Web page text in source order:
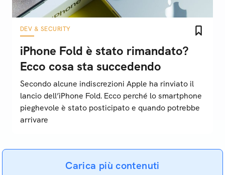
DEV & SECURITY
iPhone Fold è stato rimandato?
Ecco cosa sta succedendo
Secondo alcune indiscrezioni Apple ha rinviato il
lancio dell’iPhone Fold. Ecco perché lo smartphone
pieghevole è stato posticipato e quando potrebbe
arrivare
Carica più contenuti